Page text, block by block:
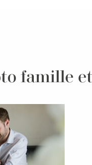
famille